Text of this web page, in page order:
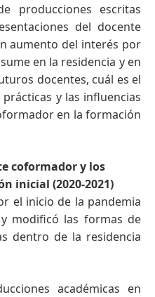
producciones escritas
del docente
aumento del interés por
en la residencia y en
docentes, cuál es el
y las influencias
en la formación
coformador y los
inicial (2020-2021)
el inicio de la pandemia
modificó las formas de
dentro de la residencia
académicas en